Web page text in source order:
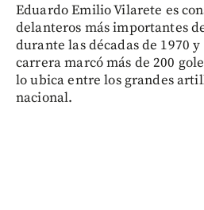
Eduardo Emilio Vilarete es
delanteros más importantes
durante las décadas de 1970
carrera marcó más de 200
lo ubica entre los grandes
nacional.